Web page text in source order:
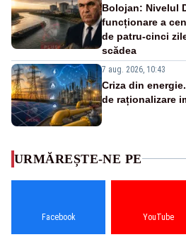
Bolojan: Nivelul
funcționare a
de patru-cinci
scădea
7 aug. 2026, 10:43
Criza din
de raționalizare
URMĂREȘTE-NE PE
Facebook YouTube